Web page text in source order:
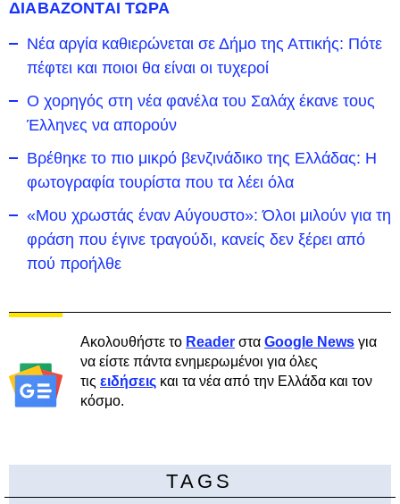
ΔΙΑΒΑΖΟΝΤΑΙ ΤΩΡΑ
Νέα αργία καθιερώνεται σε Δήμο της Αττικής: Πότε
πέφτει και ποιοι θα είναι οι τυχεροί
Ο χορηγός στη νέα φανέλα του Σαλάχ έκανε τους
Έλληνες να απορούν
Βρέθηκε το πιο μικρό βενζινάδικο της Ελλάδας: Η
φωτογραφία τουρίστα που τα λέει όλα
«Μου χρωστάς έναν Αύγουστο»: Όλοι μιλούν για τη
φράση που έγινε τραγούδι, κανείς δεν ξέρει από
πού προήλθε
Ακολουθήστε το Reader στα Google News για
να είστε πάντα ενημερωμένοι για όλες
τις ειδήσεις και τα νέα από την Ελλάδα και τον
κόσμο.
TAGS